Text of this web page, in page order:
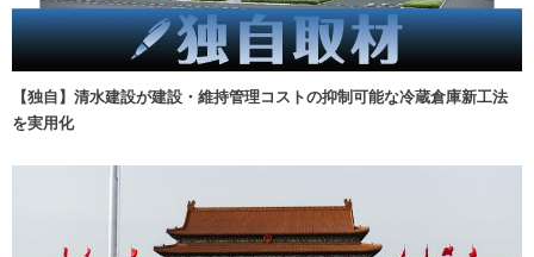
【独自】清水建設が建設・維持管理コストの抑制可能な冷蔵倉庫新工法
を実用化